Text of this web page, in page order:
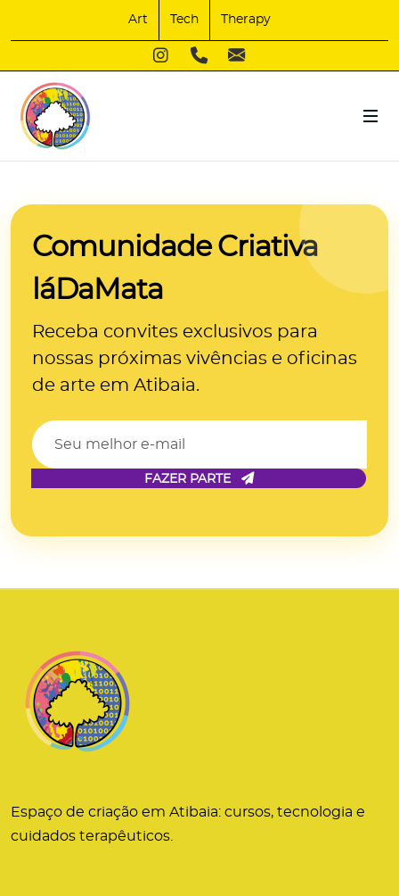
Art Tech Therapy
Comunidade Criativa
láDaMata
Receba convites exclusivos para
nossas próximas vivências e oficinas
de arte em Atibaia.
FAZER PARTE
Espaço de criação em Atibaia: cursos, tecnologia e
cuidados terapêuticos.